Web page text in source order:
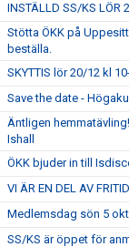
INSTÄLLD SS/KS LÖR
Stötta ÖKK på
beställa.
SKYTTIS lör 20/12 kl
Save the date -
Äntligen
Ishall
ÖKK bjuder in till
VI ÄR EN DEL AV
Medlemsdag sön 5
SS/KS är öppet för